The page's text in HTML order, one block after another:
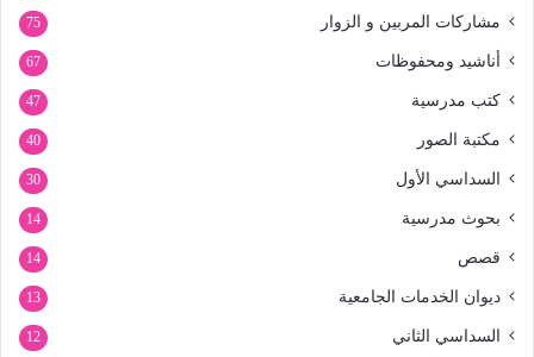
مشاركات المربين و الزوار 75
أناشيد ومحفوظات 67
كتب مدرسية 47
مكتبة الصور 40
السداسي الأول 30
بحوث مدرسية 14
قصص 14
ديوان الخدمات الجامعية 13
السداسي الثاني 12